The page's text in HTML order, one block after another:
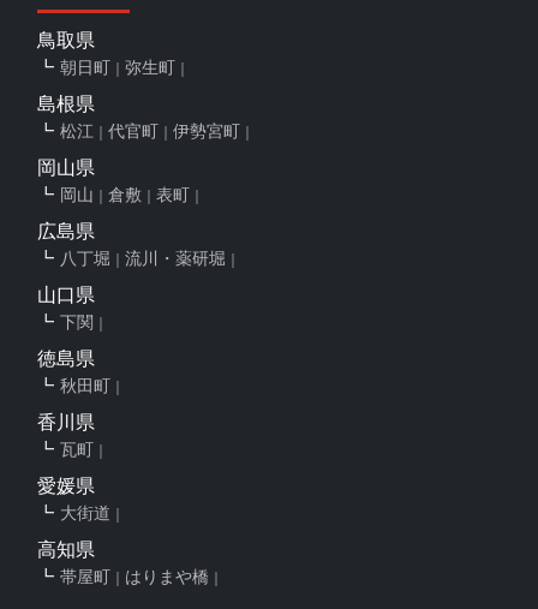
鳥取県
朝日町 弥生町
島根県
松江 代官町 伊勢宮町
岡山県
岡山 倉敷 表町
広島県
八丁堀 流川・薬研堀
山口県
下関
徳島県
秋田町
香川県
瓦町
愛媛県
大街道
高知県
帯屋町 はりまや橋